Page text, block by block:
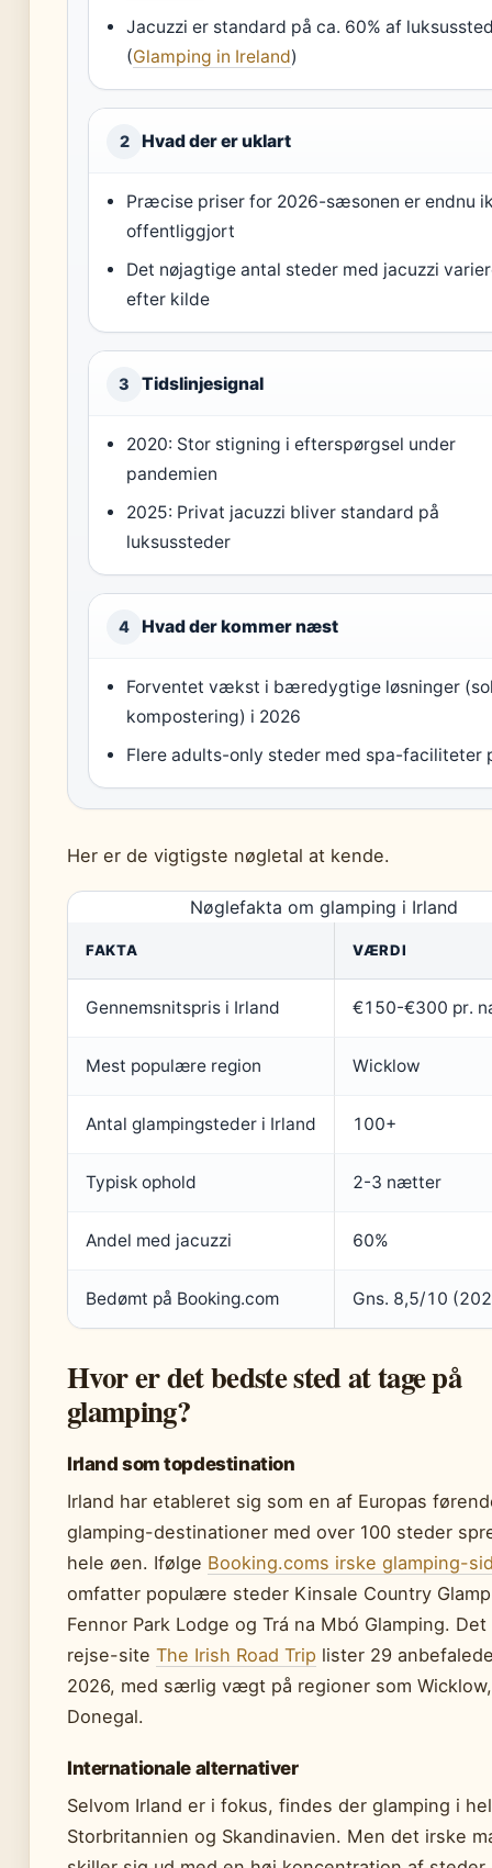
Jacuzzi er standard på ca. 60% af
(Glamping in Ireland)
2 Hvad der er uklart
Præcise priser for 2026-sæsonen er endnu
offentliggjort
Det nøjagtige antal steder med jacuzzi
efter kilde
3 Tidslinjesignal
2020: Stor stigning i efterspørgsel under
pandemien
2025: Privat jacuzzi bliver standard på
luksussteder
4 Hvad der kommer næst
Forventet vækst i bæredygtige løsninger
kompostering) i 2026
Flere adults-only steder med spa-faciliteter
Her er de vigtigste nøgletal at kende.
Nøglefakta om glamping i Irland
FAKTA VÆRDI
Gennemsnitspris i Irland €150-€300 pr.
Mest populære region Wicklow
Antal glampingsteder i Irland 100+
Typisk ophold 2-3 nætter
Andel med jacuzzi 60%
Bedømt på Booking.com Gns. 8,5/10
Hvor er det bedste sted at tage på
glamping?
Irland som topdestination
Irland har etableret sig som en af Europas
glamping-destinationer med over 100 steder
hele øen. Ifølge Booking.coms irske glamping-
omfatter populære steder Kinsale Country
Fennor Park Lodge og Trá na Mbó Glamping.
rejse-site The Irish Road Trip lister 29
2026, med særlig vægt på regioner som
Donegal.
Internationale alternativer
Selvom Irland er i fokus, findes der glamping i
Storbritannien og Skandinavien. Men det irske